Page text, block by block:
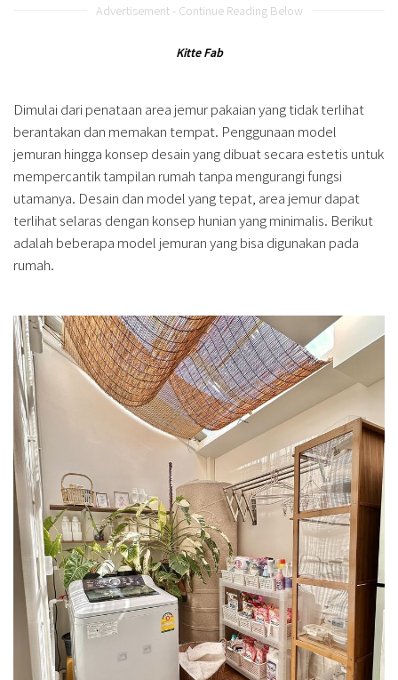
Advertisement - Continue Reading Below
Kitte Fab
Dimulai dari penataan area jemur pakaian yang tidak terlihat
berantakan dan memakan tempat. Penggunaan model
jemuran hingga konsep desain yang dibuat secara estetis untuk
mempercantik tampilan rumah tanpa mengurangi fungsi
utamanya. Desain dan model yang tepat, area jemur dapat
terlihat selaras dengan konsep hunian yang minimalis. Berikut
adalah beberapa model jemuran yang bisa digunakan pada
rumah.